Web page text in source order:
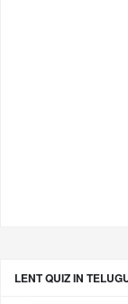
LENT QUIZ IN